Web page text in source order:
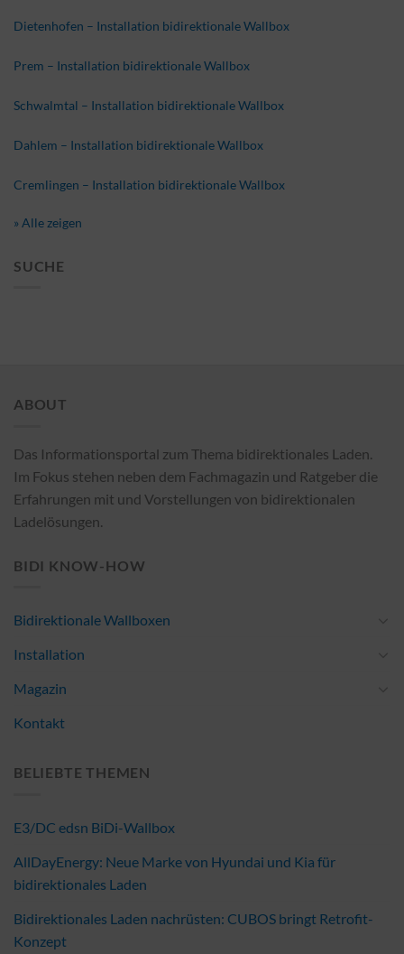
Dietenhofen – Installation bidirektionale Wallbox
Prem – Installation bidirektionale Wallbox
Schwalmtal – Installation bidirektionale Wallbox
Dahlem – Installation bidirektionale Wallbox
Cremlingen – Installation bidirektionale Wallbox
» Alle zeigen
SUCHE
ABOUT
Das Informationsportal zum Thema bidirektionales Laden.
Im Fokus stehen neben dem Fachmagazin und Ratgeber die
Erfahrungen mit und Vorstellungen von bidirektionalen
Ladelösungen.
BIDI KNOW-HOW
Bidirektionale Wallboxen
Installation
Magazin
Kontakt
BELIEBTE THEMEN
E3/DC edsn BiDi-Wallbox
AllDayEnergy: Neue Marke von Hyundai und Kia für
bidirektionales Laden
Bidirektionales Laden nachrüsten: CUBOS bringt Retrofit-
Konzept